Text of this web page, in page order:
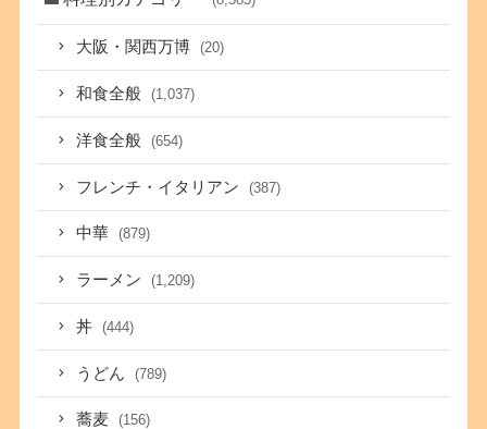
大阪・関西万博 (20)
和食全般 (1,037)
洋食全般 (654)
フレンチ・イタリアン (387)
中華 (879)
ラーメン (1,209)
丼 (444)
うどん (789)
蕎麦 (156)